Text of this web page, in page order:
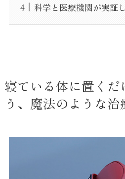
科学と医療機関が実証
寝ている体に置く
う、魔法のような治